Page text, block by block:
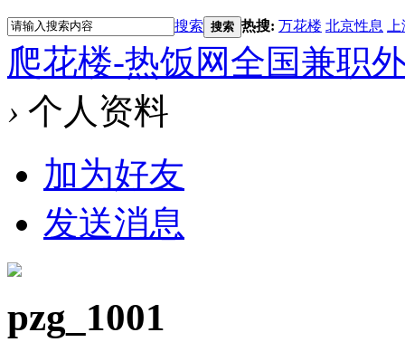
搜索 搜索 热搜: 万花楼 北京性息
爬花楼-热饭网全国兼职
› 个人资料
加为好友
发送消息
pzg_1001